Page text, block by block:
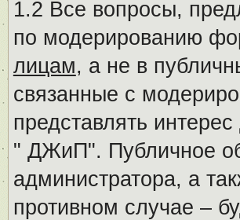
1.2 Все вопросы,
по модерированию
лицам, а не в
связанные с
представлять
" ДЖиП". Публичное
администратора, а
противном случае –